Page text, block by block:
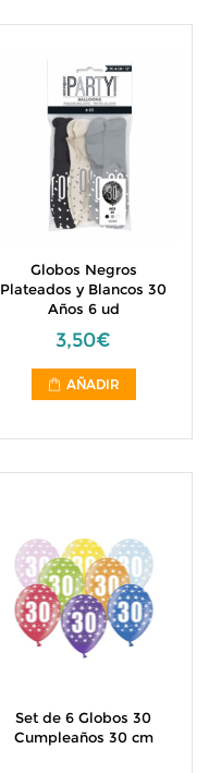
Globos Negros
Plateados y Blancos 30
Años 6 ud
3,50€
AÑADIR
Set de 6 Globos 30
Cumpleaños 30 cm